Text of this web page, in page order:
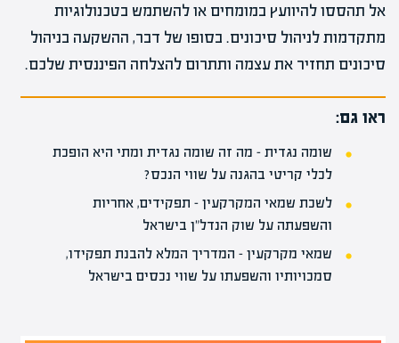
אל תהססו להיוועץ במומחים או להשתמש בטכנולוגיות
מתקדמות לניהול סיכונים. בסופו של דבר, ההשקעה בניהול
סיכונים תחזיר את עצמה ותתרום להצלחה הפיננסית שלכם.
ראו גם:
שומה נגדית – מה זה שומה נגדית ומתי היא הופכת
לכלי קריטי בהגנה על שווי הנכס?
לשכת שמאי המקרקעין – תפקידים, אחריות
והשפעתה על שוק הנדל"ן בישראל
שמאי מקרקעין – המדריך המלא להבנת תפקידו,
סמכויותיו והשפעתו על שווי נכסים בישראל